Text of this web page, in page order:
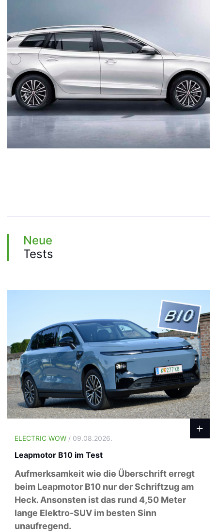
Neue
Tests
ELECTRIC WOW / 09.08.2026.
Leapmotor B10 im Test
Aufmerksamkeit wie die Überschrift erregt
beim Leapmotor B10 nur der Schriftzug am
Heck. Ansonsten ist das rund 4,50 Meter
lange Elektro-SUV im besten Sinn
unaufregend.